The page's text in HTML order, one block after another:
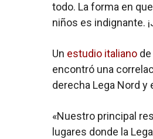
todo. La forma en
niños es indignante.
Un estudio italiano
encontró una
derecha Lega Nord y
«Nuestro principal
lugares donde la